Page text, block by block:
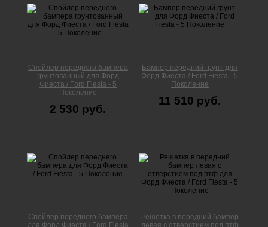
Спойлер переднего бампера
грунтованный для Форд
Фиеста / Ford Fiesta - 5
Поколение
2 530 руб.
Бампер передний грунт для
Форд Фиеста / Ford Fiesta - 5
Поколение
11 510 руб.
Спойлер переднего бампера
Решетка в передний бампер